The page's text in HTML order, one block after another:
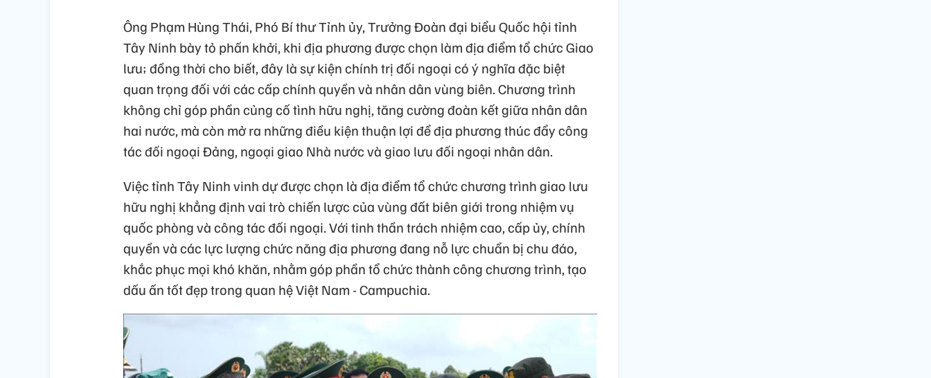
Ông Phạm Hùng Thái, Phó Bí thư Tỉnh ủy, Trưởng Đoàn đại biểu Quốc hội tỉnh
Tây Ninh bày tỏ phấn khởi, khi địa phương được chọn làm địa điểm tổ chức Giao
lưu; đồng thời cho biết, đây là sự kiện chính trị đối ngoại có ý nghĩa đặc biệt
quan trọng đối với các cấp chính quyền và nhân dân vùng biên. Chương trình
không chỉ góp phần củng cố tình hữu nghị, tăng cường đoàn kết giữa nhân dân
hai nước, mà còn mở ra những điều kiện thuận lợi để địa phương thúc đẩy công
tác đối ngoại Đảng, ngoại giao Nhà nước và giao lưu đối ngoại nhân dân.
Việc tỉnh Tây Ninh vinh dự được chọn là địa điểm tổ chức chương trình giao lưu
hữu nghị khẳng định vai trò chiến lược của vùng đất biên giới trong nhiệm vụ
quốc phòng và công tác đối ngoại. Với tinh thần trách nhiệm cao, cấp ủy, chính
quyền và các lực lượng chức năng địa phương đang nỗ lực chuẩn bị chu đáo,
khắc phục mọi khó khăn, nhằm góp phần tổ chức thành công chương trình, tạo
dấu ấn tốt đẹp trong quan hệ Việt Nam - Campuchia.